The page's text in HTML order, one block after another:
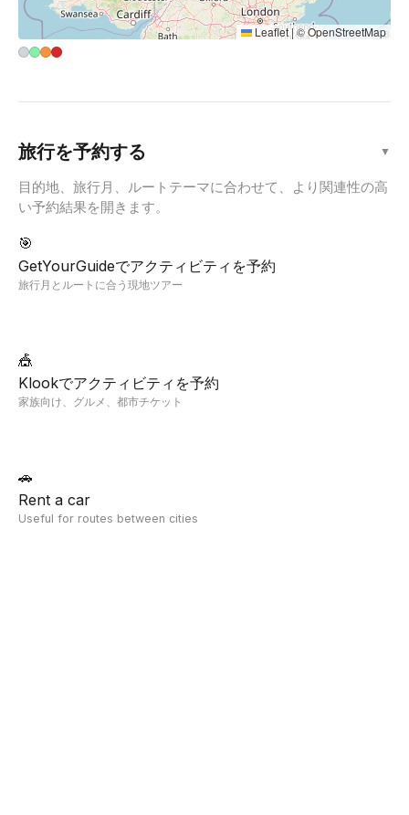
Leaflet|©OpenStreetMap
旅行を予約する ▼
目的地、旅行月、ルートテーマに合わせて、より関連性の高
い予約結果を開きます。
🎯
GetYourGuideでアクティビティを予約
旅行月とルートに合う現地ツアー
🎪
Klookでアクティビティを予約
家族向け、グルメ、都市チケット
🚗
Rent a car
Useful for routes between cities